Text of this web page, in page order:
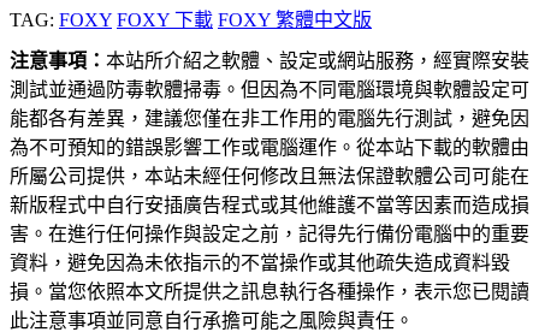
TAG: FOXY FOXY 下載 FOXY 繁體中文版
注意事項： 本站所介紹之軟體、設定或網站服務，經實際安裝
測試並通過防毒軟體掃毒。但因為不同電腦環境與軟體設定可
能都各有差異，建議您僅在非工作用的電腦先行測試，避免因
為不可預知的錯誤影響工作或電腦運作。從本站下載的軟體由
所屬公司提供，本站未經任何修改且無法保證軟體公司可能在
新版程式中自行安插廣告程式或其他維護不當等因素而造成損
害。在進行任何操作與設定之前，記得先行備份電腦中的重要
資料，避免因為未依指示的不當操作或其他疏失造成資料毀
損。當您依照本文所提供之訊息執行各種操作，表示您已閱讀
此注意事項並同意自行承擔可能之風險與責任。